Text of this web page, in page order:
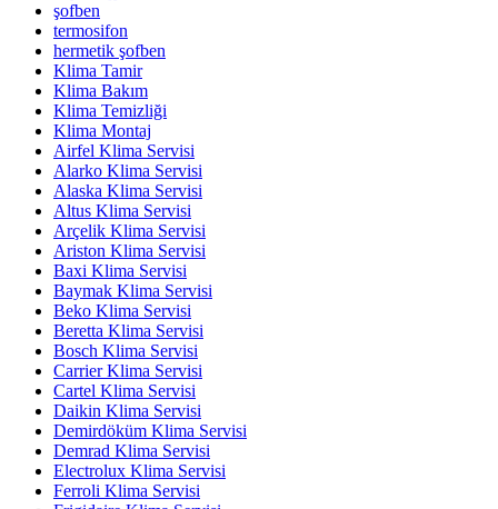
şofben
termosifon
hermetik şofben
Klima Tamir
Klima Bakım
Klima Temizliği
Klima Montaj
Airfel Klima Servisi
Alarko Klima Servisi
Alaska Klima Servisi
Altus Klima Servisi
Arçelik Klima Servisi
Ariston Klima Servisi
Baxi Klima Servisi
Baymak Klima Servisi
Beko Klima Servisi
Beretta Klima Servisi
Bosch Klima Servisi
Carrier Klima Servisi
Cartel Klima Servisi
Daikin Klima Servisi
Demirdöküm Klima Servisi
Demrad Klima Servisi
Electrolux Klima Servisi
Ferroli Klima Servisi